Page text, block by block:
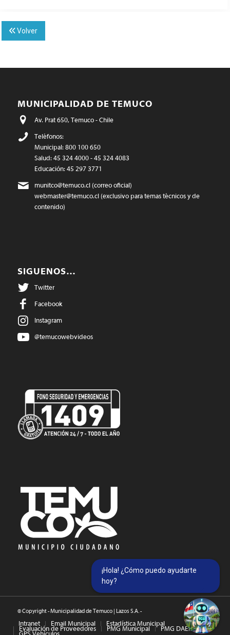
Volver
MUNICIPALIDAD DE TEMUCO
Av. Prat 650, Temuco - Chile
Teléfonos:
Municipal: 800 100 650
Salud: 45 324 4000 - 45 324 4083
Educación: 45 297 3771
munitco@temuco.cl(correo oficial)
webmaster@temuco.cl(exclusivo para temas técnicos y de
contenido)
SIGUENOS…
Twitter
Facebook
Instagram
@temucowebvideos
© Copyright - Municipalidad de Temuco | Lazos S.A. -
Intranet Email Municipal Estadística Municipal
Evaluación de Proveedores PMG Municipal PMG DAEM
¡Hola! ¿Cómo puedo ayudarte
hoy?